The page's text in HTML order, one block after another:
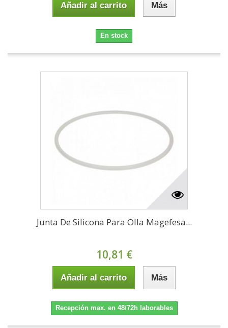
Añadir al carrito Más
En stock
Junta De Silicona Para Olla Magefesa...
10,81 €
Añadir al carrito Más
Recepción max. en 48/72h laborables